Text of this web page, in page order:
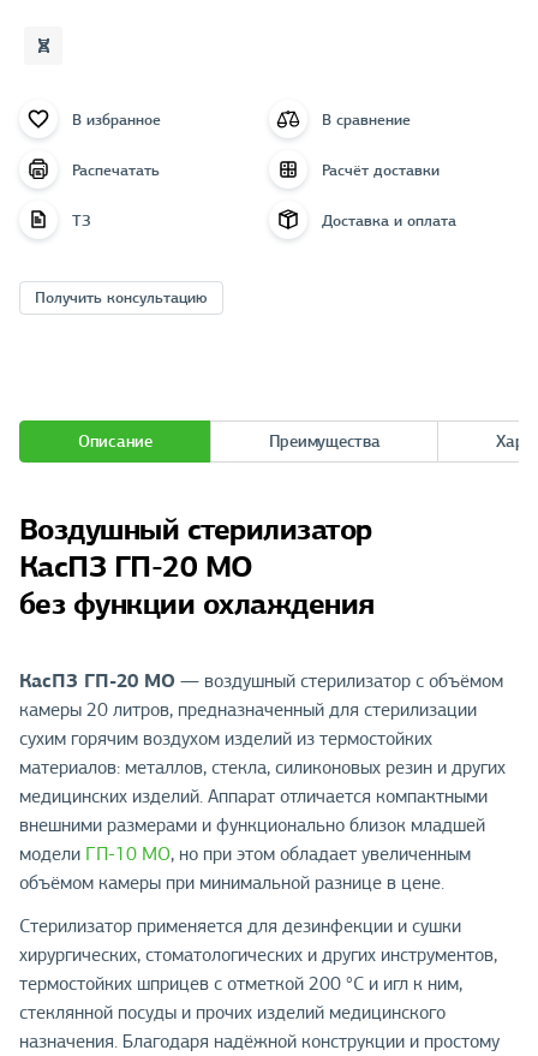
В избранное В сравнение
Распечатать Расчёт доставки
ТЗ Доставка и оплата
Получить консультацию
Описание Преимущества
Воздушный стерилизатор
КасПЗ ГП-20 МО
без функции охлаждения
КасПЗ ГП-20 МО — воздушный стерилизатор с объёмом
камеры 20 литров, предназначенный для стерилизации
сухим горячим воздухом изделий из термостойких
материалов: металлов, стекла, силиконовых резин и других
медицинских изделий. Аппарат отличается компактными
внешними размерами и функционально близок младшей
модели ГП-10 МО, но при этом обладает увеличенным
объёмом камеры при минимальной разнице в цене.
Стерилизатор применяется для дезинфекции и сушки
хирургических, стоматологических и других инструментов,
термостойких шприцев с отметкой 200 °C и игл к ним,
стеклянной посуды и прочих изделий медицинского
назначения. Благодаря надёжной конструкции и простому